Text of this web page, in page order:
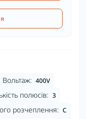
Вольтаж: 400V
полюсів: 3
розчеплення: С